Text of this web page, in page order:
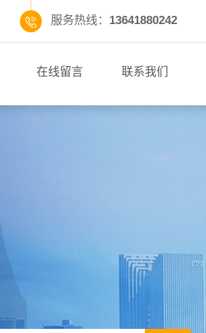
服务热线： 13641880242
在线留言 联系我们